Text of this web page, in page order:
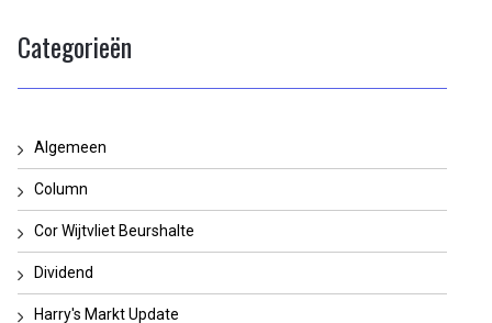
Categorieën
Algemeen
Column
Cor Wijtvliet Beurshalte
Dividend
Harry's Markt Update